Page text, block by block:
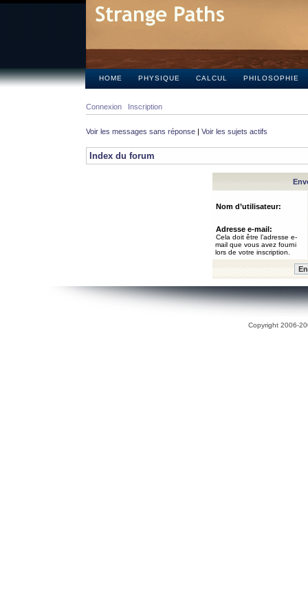
HOME PHYSIQUE CALCUL PHILOSOPHIE
Connexion Inscription
Voir les messages sans réponse | Voir les sujets actifs
Index du forum
Nom d’utilisateur:
Adresse e-mail:
Cela doit être l’adresse e-
mail que vous avez fourni
lors de votre inscription.
Copyright 2006-